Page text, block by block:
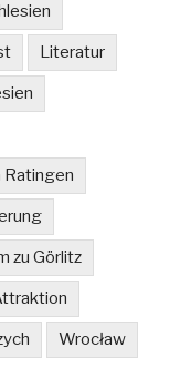
Literatur
Ratingen
zu Görlitz
Wrocław